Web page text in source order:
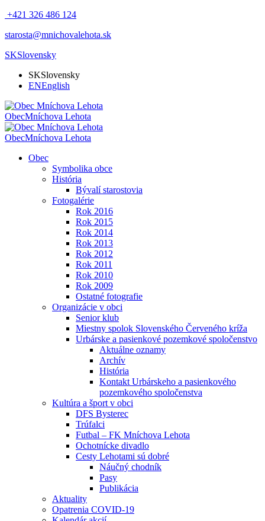
+421 326 486 124
starosta@mnichovalehota.sk
SKSlovensky
SKSlovensky
ENEnglish
ObecMníchova Lehota
ObecMníchova Lehota
Obec
Symbolika obce
História
Bývalí starostovia
Fotogalérie
Rok 2016
Rok 2015
Rok 2014
Rok 2013
Rok 2012
Rok 2011
Rok 2010
Rok 2009
Ostatné fotografie
Organizácie v obci
Senior klub
Miestny spolok Slovenského Červeného kríža
Urbárske a pasienkové pozemkové spoločenstvo
Aktuálne oznamy
Archív
História
Kontakt Urbárskeho a pasienkového
pozemkového spoločenstva
Kultúra a šport v obci
DFS Bysterec
Trúfalci
Futbal – FK Mníchova Lehota
Ochotnícke divadlo
Cesty Lehotami sú dobré
Náučný chodník
Pasy
Publikácia
Aktuality
Opatrenia COVID-19